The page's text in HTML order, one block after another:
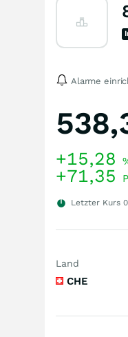
Alarme
+15,28
+71,35
Letzter Kurs
Land
CHE